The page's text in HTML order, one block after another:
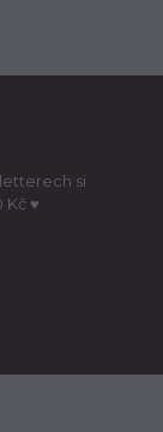
si
Kč ♥